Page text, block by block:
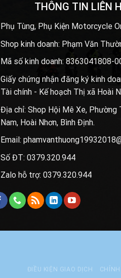
THÔNG TIN LIÊN
Phụ Tùng, Phụ Kiện Motorcycle
Shop kinh doanh: Phạm Văn
Mã số kinh doanh: 8363041808-
Giấy chứng nhận đăng ký kinh
Tài chính - Kế hoạch Thị xã Hoài
Địa chỉ: Shop Hội Mê Xe, Phường
Nam, Hoài Nhơn, Bình Định.
Email:
Số ĐT: 0379.320.944
Zalo hỗ trợ: 0379.320.944
ĐIỀU KIỆN GIAO DỊCH